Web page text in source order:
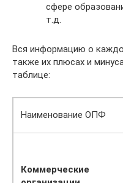
сфере
т.д.
Вся информацию о
также их плюсах и
таблице:
Наименование ОПФ
Коммерческие